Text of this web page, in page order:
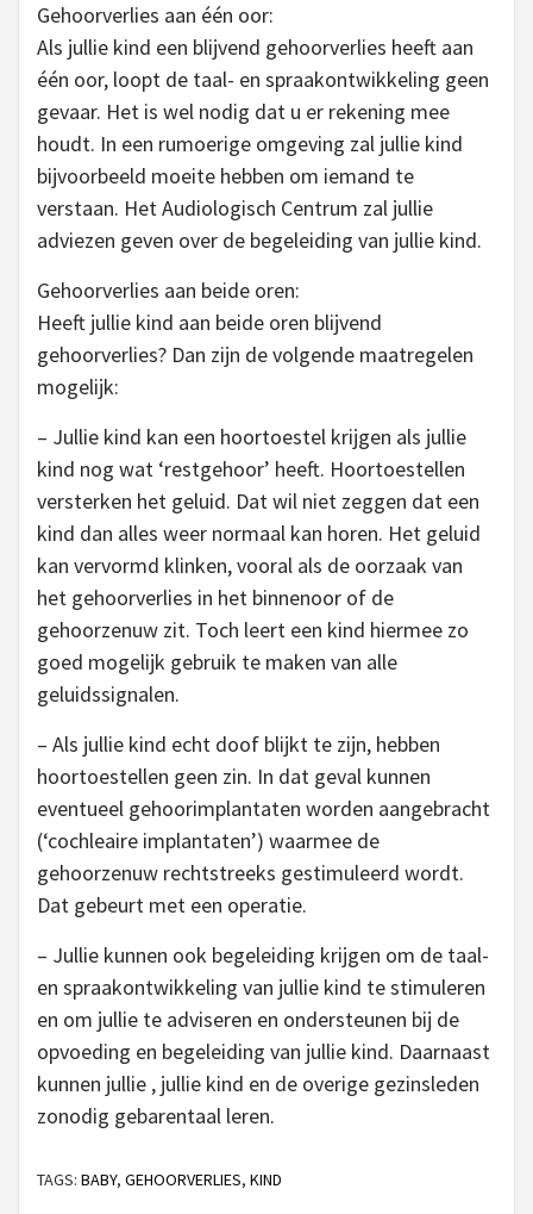
Gehoorverlies aan één oor:
Als jullie kind een blijvend gehoorverlies heeft aan
één oor, loopt de taal- en spraakontwikkeling geen
gevaar. Het is wel nodig dat u er rekening mee
houdt. In een rumoerige omgeving zal jullie kind
bijvoorbeeld moeite hebben om iemand te
verstaan. Het Audiologisch Centrum zal jullie
adviezen geven over de begeleiding van jullie kind.
Gehoorverlies aan beide oren:
Heeft jullie kind aan beide oren blijvend
gehoorverlies? Dan zijn de volgende maatregelen
mogelijk:
– Jullie kind kan een hoortoestel krijgen als jullie
kind nog wat ‘restgehoor’ heeft. Hoortoestellen
versterken het geluid. Dat wil niet zeggen dat een
kind dan alles weer normaal kan horen. Het geluid
kan vervormd klinken, vooral als de oorzaak van
het gehoorverlies in het binnenoor of de
gehoorzenuw zit. Toch leert een kind hiermee zo
goed mogelijk gebruik te maken van alle
geluidssignalen.
– Als jullie kind echt doof blijkt te zijn, hebben
hoortoestellen geen zin. In dat geval kunnen
eventueel gehoorimplantaten worden aangebracht
(‘cochleaire implantaten’) waarmee de
gehoorzenuw rechtstreeks gestimuleerd wordt.
Dat gebeurt met een operatie.
– Jullie kunnen ook begeleiding krijgen om de taal-
en spraakontwikkeling van jullie kind te stimuleren
en om jullie te adviseren en ondersteunen bij de
opvoeding en begeleiding van jullie kind. Daarnaast
kunnen jullie , jullie kind en de overige gezinsleden
zonodig gebarentaal leren.
TAGS: BABY, GEHOORVERLIES, KIND